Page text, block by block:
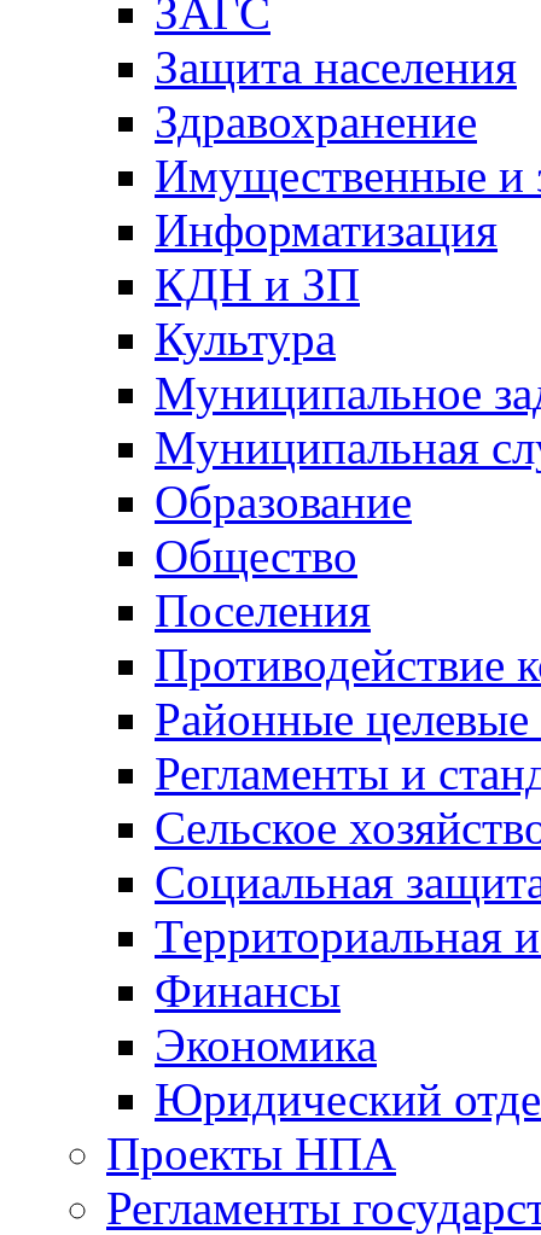
ЗАГС
Защита населения
Здравохранение
Имущественные и
Информатизация
КДН и ЗП
Культура
Муниципальное
Муниципальная
Образование
Общество
Поселения
Противодействие
Районные
Регламенты и
Сельское
Социальная
Территориальная
Финансы
Экономика
Юридический
Проекты НПА
Регламенты